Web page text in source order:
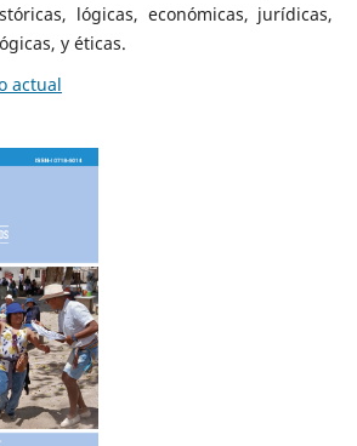
lógicas, económicas, jurídicas,
y éticas.
actual